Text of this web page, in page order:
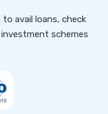
avail loans, check
schemes